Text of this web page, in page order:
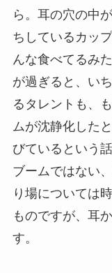
ら。耳の穴の中
ちしているカッ
んな食べてるみ
が過ぎると、い
るタレントも、
ムが沈静化した
びているという
ブームではない
り場については
ものですが、耳
す。